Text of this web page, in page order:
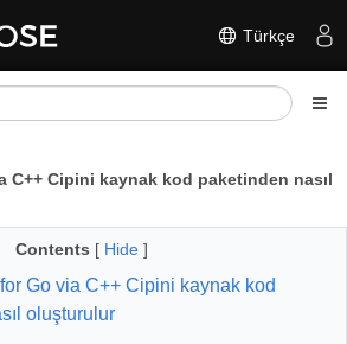
Türkçe
C++ Cipini kaynak kod paketinden nasıl
Contents [ Hide ]
Go via C++ Cipini kaynak kod
oluşturulur